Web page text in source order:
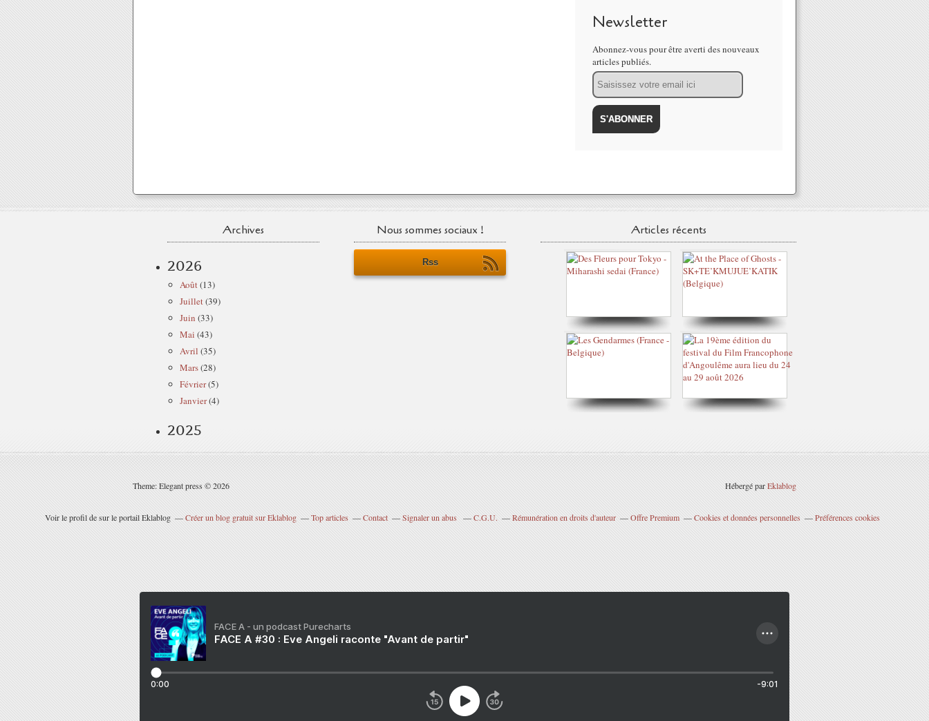
Newsletter
Abonnez-vous pour être averti des nouveaux
articles publiés.
Email
Archives
2026
Août(13)
Juillet(39)
Juin (33)
Mai (43)
Avril (35)
Mars(28)
Février(5)
Janvier(4)
2025
Nous sommes sociaux !
Rss
Articles récents
Theme: Elegant press © 2026 Hébergé parEklablog
Voir le profil desur le portail Eklablog Créer un blog gratuit sur Eklablog Top articles Contact Signaler un abus C.G.U. Rémunération en droits d'auteur Offre Premium Cookies et données personnelles Préférences cookies
FACE A - un podcast Purecharts
FACE A #30 : Eve Angeli raconte "Avant de partir"
0:00 -9:01